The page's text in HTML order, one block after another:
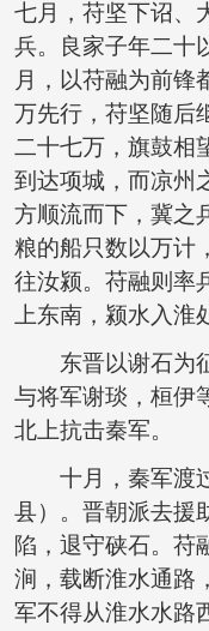
七月，苻坚下诏、
兵。良家子年二十
月，以苻融为前锋
万先行，苻坚随后
二十七万，旗鼓相
到达项城，而凉州
方顺流而下，冀之
粮的船只数以万计
往汝颍。苻融则率
上东南，颍水入淮
东晋以谢石为征
与将军谢琰，桓伊
北上抗击秦军。
十月，秦军渡过
县）。晋朝派去援
陷，退守硖石。苻
涧，载断淮水通路
军不得从淮水水路